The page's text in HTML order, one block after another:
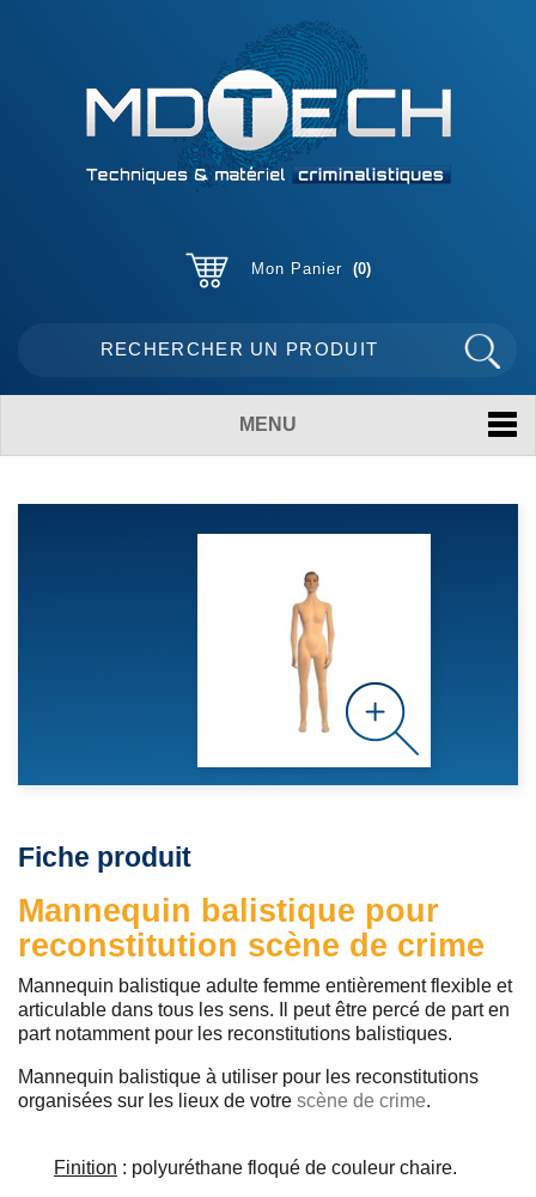
Mon Panier 0
MENU
Fiche produit
Mannequin balistique pour
reconstitution scène de crime
Mannequin balistique adulte femme entièrement flexible et
articulable dans tous les sens. Il peut être percé de part en
part notamment pour les reconstitutions balistiques.
Mannequin balistique à utiliser pour les reconstitutions
organisées sur les lieux de votre scène de crime.
Finition : polyuréthane floqué de couleur chaire.